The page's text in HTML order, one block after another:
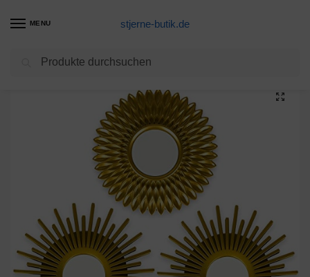
MENU stjerne-butik.de
alternative Wohnaccessoires